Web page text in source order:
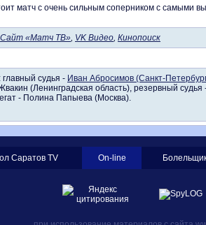
матч с очень сильным соперником с самыми
Сайт «Матч ТВ», VK Видео, Кинопоиск
главный судья - Иван Абросимов (Санкт-
(Ленинградская область), резервный
- Полина Папыева (Москва).
Саратов TV On-line